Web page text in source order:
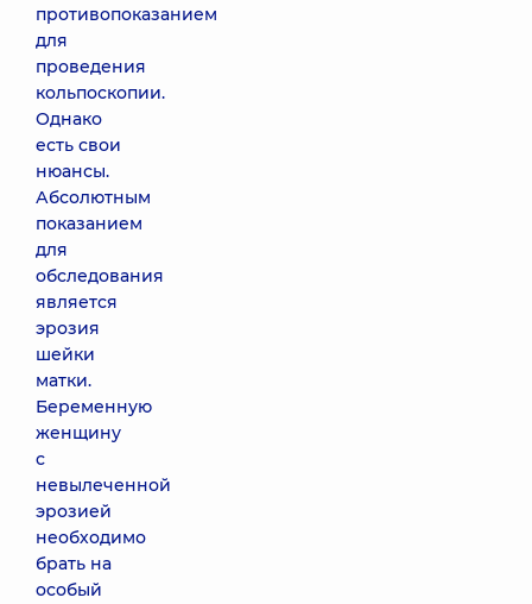
противопоказанием
для
проведения
кольпоскопии.
Однако
есть свои
нюансы.
Абсолютным
показанием
для
обследования
является
эрозия
шейки
матки.
Беременную
женщину
с
невылеченной
эрозией
необходимо
брать на
особый